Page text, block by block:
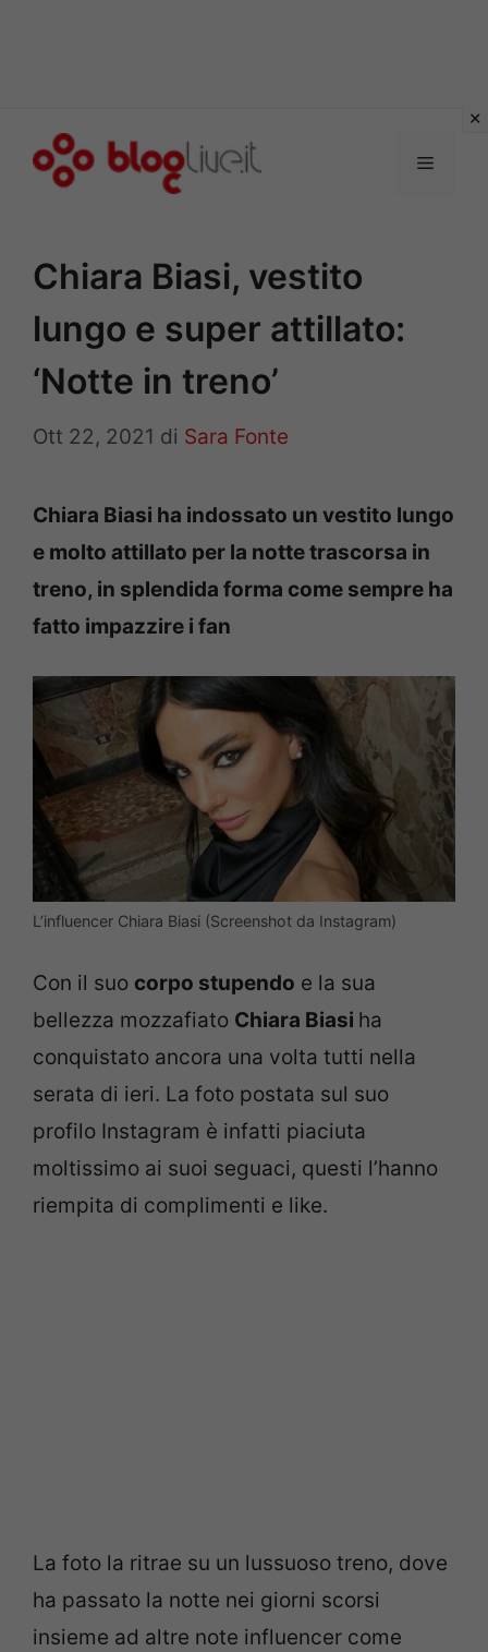
Menu
Chiara Biasi, vestito
lungo e super attillato:
‘Notte in treno’
Ott 22, 2021 di Sara Fonte
Chiara Biasi ha indossato un vestito lungo
e molto attillato per la notte trascorsa in
treno, in splendida forma come sempre ha
fatto impazzire i fan
L’influencer Chiara Biasi (Screenshot da Instagram)
Con il suo corpo stupendo e la sua
bellezza mozzafiato Chiara Biasi ha
conquistato ancora una volta tutti nella
serata di ieri. La foto postata sul suo
profilo Instagram è infatti piaciuta
moltissimo ai suoi seguaci, questi l’hanno
riempita di complimenti e like.
La foto la ritrae su un lussuoso treno, dove
ha passato la notte nei giorni scorsi
insieme ad altre note influencer come